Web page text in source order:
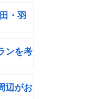
・羽
ンを考
辺がお